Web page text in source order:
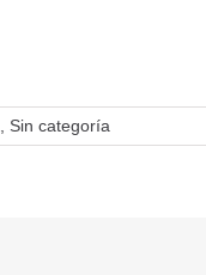
Sin categoría